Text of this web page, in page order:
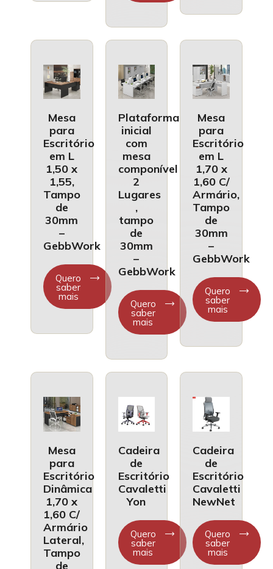
Mesa
para
Escritório
em L
1,50 x
1,55,
Tampo
de
30mm
–
GebbWork
Quero
saber
mais
Plataforma
inicial
com
mesa
componível
2
Lugares
,
tampo
de
30mm
–
GebbWork
Quero
saber
mais
Mesa
para
Escritório
em L
1,70 x
1,60 C/
Armário,
Tampo
de
30mm
–
GebbWork
Quero
saber
mais
Mesa
para
Escritório
Dinâmica
1,70 x
1,60 C/
Armário
Lateral,
Tampo
de
Cadeira
de
Escritório
Cavaletti
Yon
Quero
saber
mais
Cadeira
de
Escritório
Cavaletti
NewNet
Quero
saber
mais